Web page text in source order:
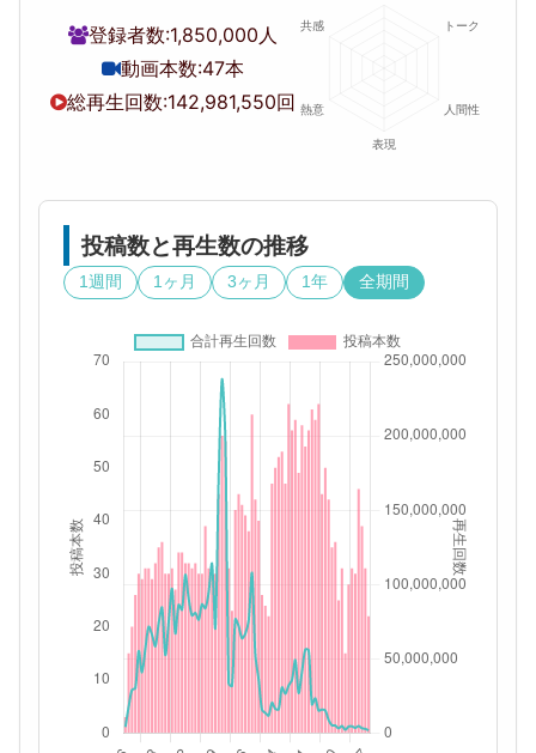
登録者数:1,850,000人
動画本数:47本
総再生回数:142,981,550回
投稿数と再生数の推移
1週間 1ヶ月 3ヶ月 1年 全期間